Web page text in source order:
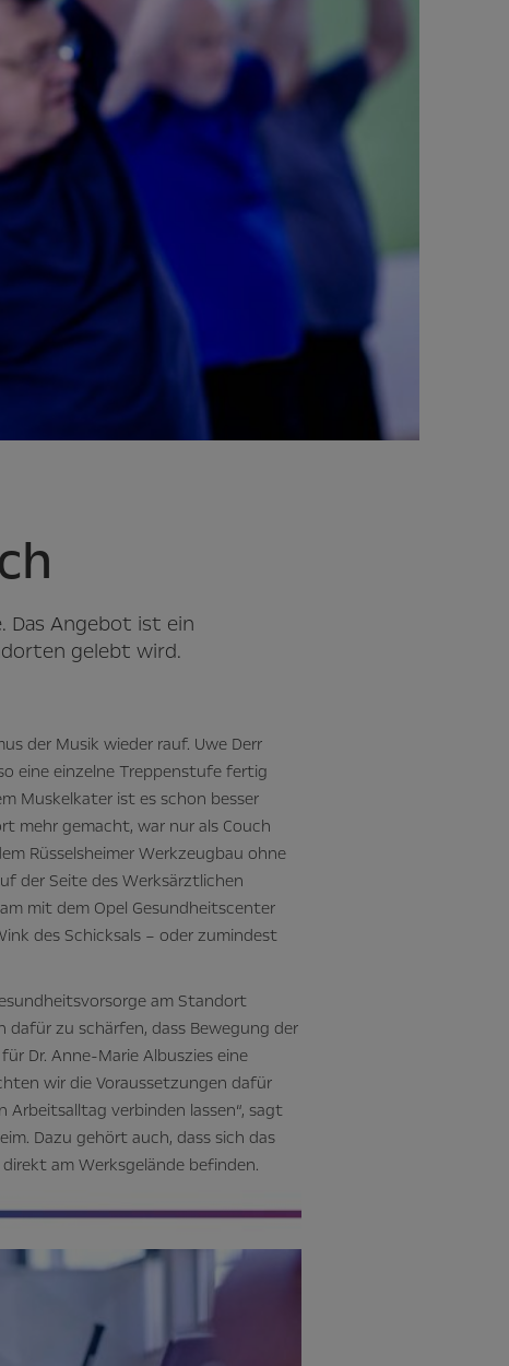
Das Angebot ist ein
gelebt wird.
der Musik wieder rauf. Uwe Derr
eine einzelne Treppenstufe fertig
Muskelkater ist es schon besser
mehr gemacht, war nur als Couch
Rüsselsheimer Werkzeugbau ohne
der Seite des Werksärztlichen
mit dem Opel Gesundheitscenter
des Schicksals – oder zumindest
am Standort
zu schärfen, dass Bewegung der
Dr. Anne-Marie Albuszies eine
wir die Voraussetzungen dafür
verbinden lassen“, sagt
Dazu gehört auch, dass sich das
am Werksgelände befinden.